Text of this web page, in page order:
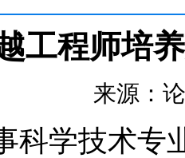
工程师培
来源：
科学技术专